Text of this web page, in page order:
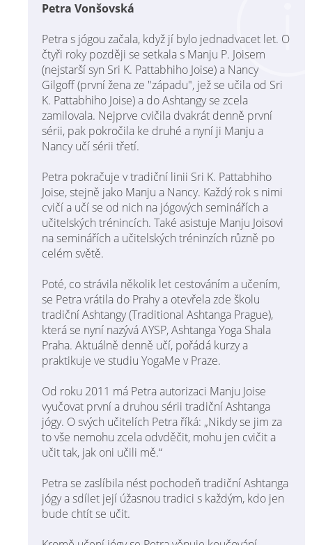
Petra Vonšovská
Petra s jógou začala, když jí bylo jednadvacet let. O
čtyři roky později se setkala s Manju P. Joisem
(nejstarší syn Sri K. Pattabhiho Joise) a Nancy
Gilgoff (první žena ze "západu", jež se učila od Sri
K. Pattabhiho Joise) a do Ashtangy se zcela
zamilovala. Nejprve cvičila dvakrát denně první
sérii, pak pokročila ke druhé a nyní ji Manju a
Nancy učí sérii třetí.
Petra pokračuje v tradiční linii Sri K. Pattabhiho
Joise, stejně jako Manju a Nancy. Každý rok s nimi
cvičí a učí se od nich na jógových seminářích a
učitelských trénincích. Také asistuje Manju Joisovi
na seminářích a učitelských tréninzích různě po
celém světě.
Poté, co strávila několik let cestováním a učením,
se Petra vrátila do Prahy a otevřela zde školu
tradiční Ashtangy (Traditional Ashtanga Prague),
která se nyní nazývá AYSP, Ashtanga Yoga Shala
Praha. Aktuálně denně učí, pořádá kurzy a
praktikuje ve studiu YogaMe v Praze.
Od roku 2011 má Petra autorizaci Manju Joise
vyučovat první a druhou sérii tradiční Ashtanga
jógy. O svých učitelích Petra říká: „Nikdy se jim za
to vše nemohu zcela odvděčit, mohu jen cvičit a
učit tak, jak oni učili mě.“
Petra se zaslíbila nést pochodeň tradiční Ashtanga
jógy a sdílet její úžasnou tradici s každým, kdo jen
bude chtít se učit.